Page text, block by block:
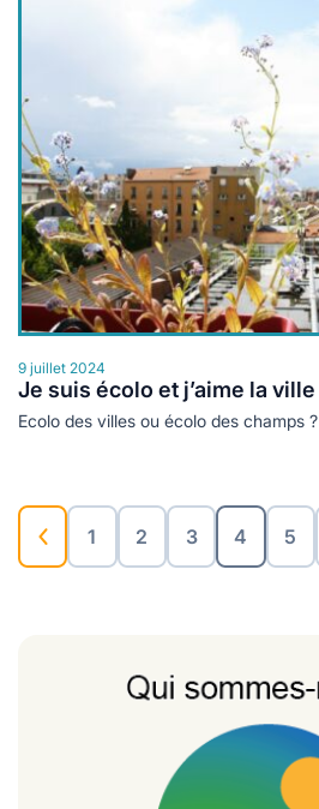
9 juillet 2024
Je suis écolo et j’aime la ville
Ecolo des villes ou écolo des champs ?
1 2 3 4 5